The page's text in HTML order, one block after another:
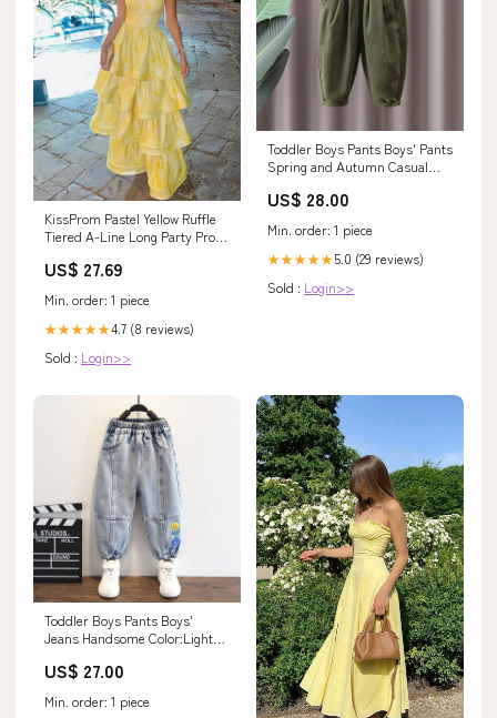
KissProm Pastel Yellow Ruffle
Tiered A-Line Long Party Prom
US$ 27.69
Min. order: 1 piece
★★★★★4.7 (8 reviews)
Sold : Login>>
Toddler Boys Pants Boys' Pants
Spring and Autumn Casual
US$ 28.00
Min. order: 1 piece
★★★★★5.0 (29 reviews)
Sold : Login>>
Toddler Boys Pants Boys'
Jeans Handsome Color:Light
US$ 27.00
Min. order: 1 piece